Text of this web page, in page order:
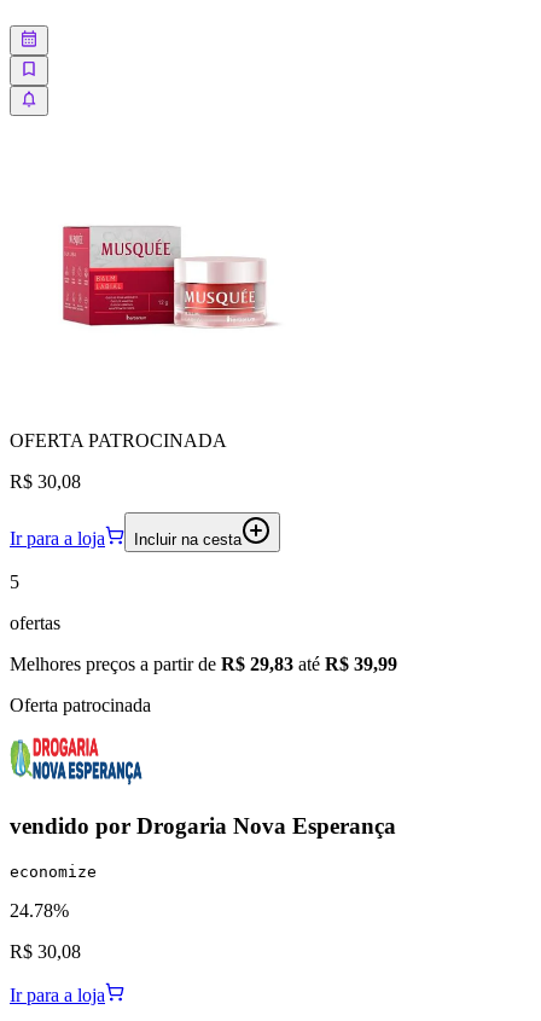
OFERTA PATROCINADA
R$ 30,08
Ir para a loja Incluir na cesta
5
ofertas
Melhores preços a partir de R$ 29,83 até R$ 39,99
Oferta patrocinada
vendido por Drogaria Nova Esperança
economize
24.78%
R$ 30,08
Ir para a loja